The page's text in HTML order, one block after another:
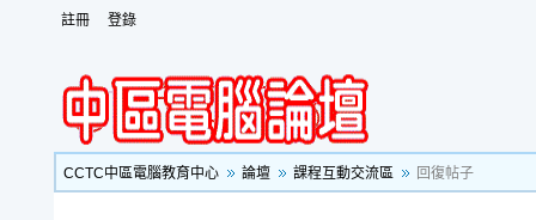
註冊 登錄
CCTC中區電腦教育中心 論壇 課程互動交流區 回復帖子